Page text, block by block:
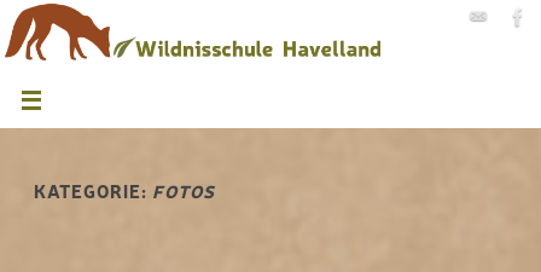
KATEGORIE: FOTOS